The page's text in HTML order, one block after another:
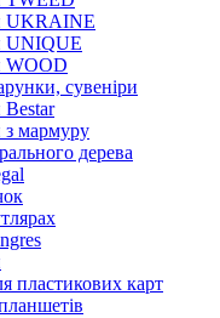
UKRAINE
UNIQUE
WOOD
сувеніри
Bestar
з мармуру
дерева
пластикових карт